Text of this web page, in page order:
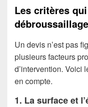
Les critères
débroussaillage
Un devis n’est pas
plusieurs facteurs
d’intervention. Voici
en compte.
1. La surface et